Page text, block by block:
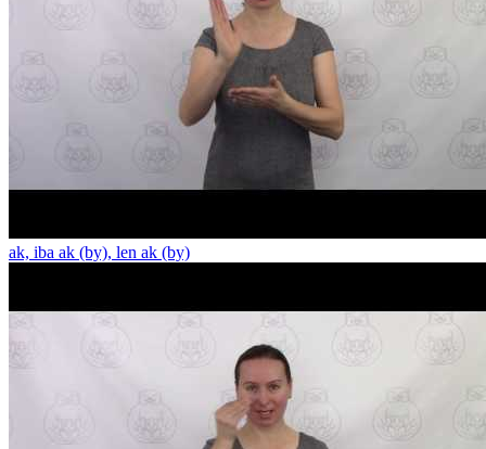
ak, iba ak (by), len ak (by)